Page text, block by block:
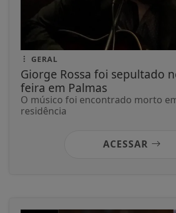
GERAL
Giorge Rossa foi sepultado
feira em Palmas
O músico foi encontrado morto
residência
ACESSAR